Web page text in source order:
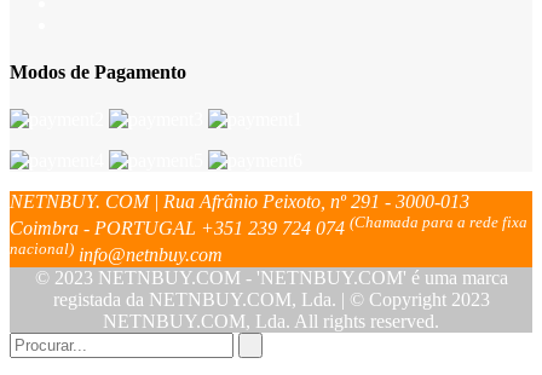
Modos de Pagamento
NETNBUY. COM | Rua Afrânio Peixoto, nº 291 - 3000-013
Coimbra - PORTUGAL +351 239 724 074 (Chamada para a rede fixa
nacional) info@netnbuy.com
© 2023 NETNBUY.COM - 'NETNBUY.COM' é uma marca
registada da NETNBUY.COM, Lda. | © Copyright 2023
NETNBUY.COM, Lda. All rights reserved.